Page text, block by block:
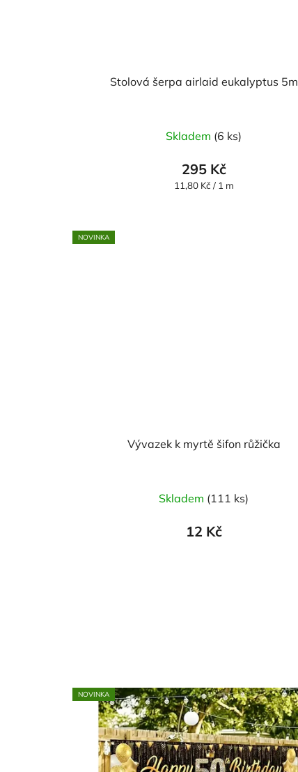
Stolová šerpa airlaid eukalyptus 5m
Skladem (6 ks)
295 Kč
Měrná
11,80 Kč / 1 m
NOVINKA
Vývazek k myrtě šifon růžička
Skladem (111 ks)
12 Kč
NOVINKA